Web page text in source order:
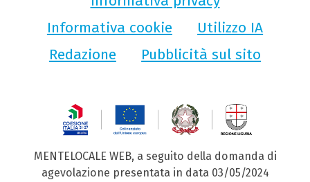
Informativa cookie
Utilizzo IA
Redazione
Pubblicità sul sito
MENTELOCALE WEB, a seguito della domanda di
agevolazione presentata in data 03/05/2024